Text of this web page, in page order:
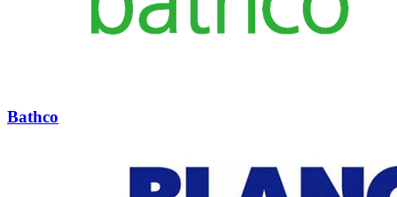
Bathco